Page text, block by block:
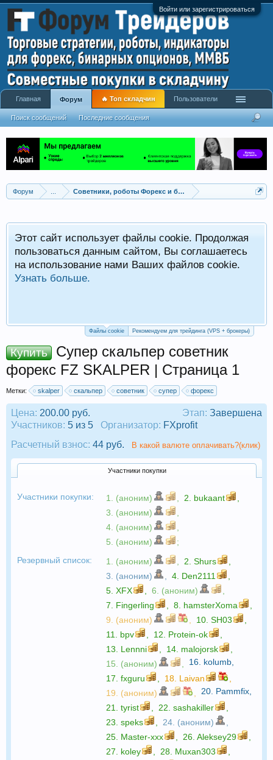
Войти или зарегистрироваться
Форум Советники, роботы Форекс и бинарных опционов
Этот сайт использует файлы cookie. Продолжая
пользоваться данным сайтом, Вы соглашаетесь
на использование нами Ваших файлов cookie.
Узнать больше.
Файлы cookie Рекомендуем для трейдинга (VPS + брокеры)
Купить
Супер скальпер советник
форекс FZ SKALPER | Страница 1
Метки: skalper скальпер советник супер форекс
Этап: Завершена
Цена: 200.00 руб.
Участников: 5 из 5 Организатор: FXprofit
Расчетный взнос: 44 руб. В какой валюте оплачивать?(клик)
Участники покупки
Участники покупки: 1. (аноним) 2. bukaant
3. (аноним)
4. (аноним)
5. (аноним)
;
Резервный список:
1. (аноним) 2. Shurs
3. (аноним)
4. Den2111
5. XFX 6. (аноним)
7. Fingerling 8. hamsterXoma
9. (аноним)
10. SH03
11. bpv 12. Protein-ok
13. Lennni 14. malojorsk
15. (аноним)
16. kolumb
17. fxguru 18. Laivan
19. (аноним)
20. Pammfix
21. tyrist 22. sashakiller
23. speks 24. (аноним)
25. Master-xxx 26. Aleksey29
27. koley 28. Muxan303
Главная Форум
Поиск сообщений Последние сообщения
🔥 Топ складчин Пользователи